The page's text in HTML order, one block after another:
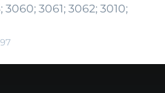
3061; 3062; 3010;